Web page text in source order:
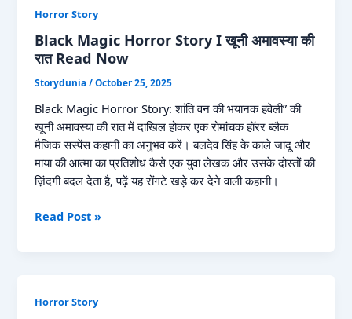
Real
Horror
Story
Hindi
Read
Now
Horror Story
Black Magic Horror Story I खूनी अमावस्या की
रात Read Now
Storydunia/October 25, 2025
Black Magic Horror Story: शांति वन की भयानक हवेली” की
खूनी अमावस्या की रात में दाखिल होकर एक रोमांचक हॉरर ब्लैक
मैजिक सस्पेंस कहानी का अनुभव करें। बलदेव सिंह के काले जादू और
माया की आत्मा का प्रतिशोध कैसे एक युवा लेखक और उसके दोस्तों की
ज़िंदगी बदल देता है, पढ़ें यह रोंगटे खड़े कर देने वाली कहानी।
Black
खूनी
Read Post »
Horror Story